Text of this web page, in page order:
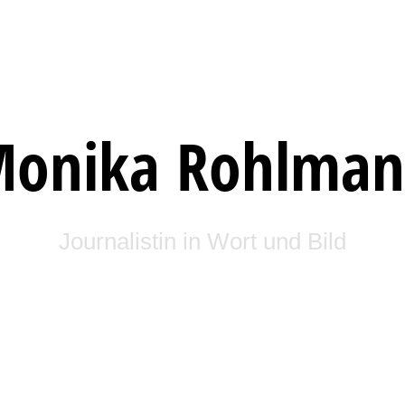
Journalistin in Wort und Bild